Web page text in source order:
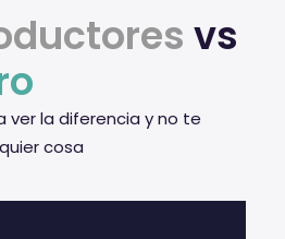
vs
ver la diferencia y no te
cosa